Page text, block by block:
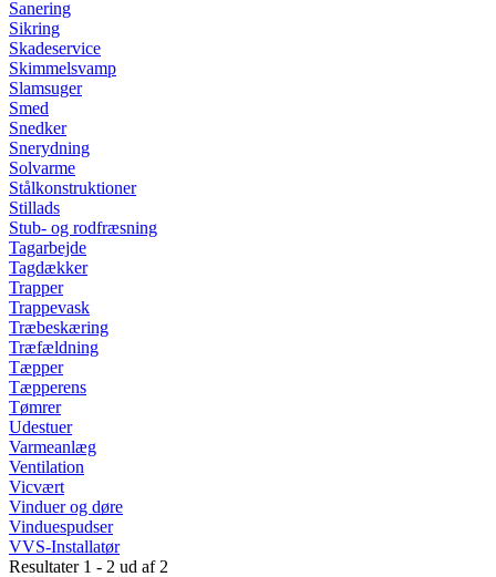
Sanering
Sikring
Skadeservice
Skimmelsvamp
Slamsuger
Smed
Snedker
Snerydning
Solvarme
Stålkonstruktioner
Stillads
Stub- og rodfræsning
Tagarbejde
Tagdækker
Trapper
Trappevask
Træbeskæring
Træfældning
Tæpper
Tæpperens
Tømrer
Udestuer
Varmeanlæg
Ventilation
Vicvært
Vinduer og døre
Vinduespudser
VVS-Installatør
Resultater 1 - 2 ud af 2